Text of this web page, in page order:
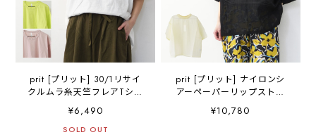
prit [プリット] 30/1リサイ
クルムラ糸天竺フレアTシャ
風・長袖・オーバーサイ
ズ・ゆったりサイズ・ドロ
¥6,490
SOLD OUT
prit [プリット] ナイロンシ
アーペーパーリップストッ
プ5分袖Tシャツ [P82602]
シアー素材・5部袖・オーバ
¥10,780